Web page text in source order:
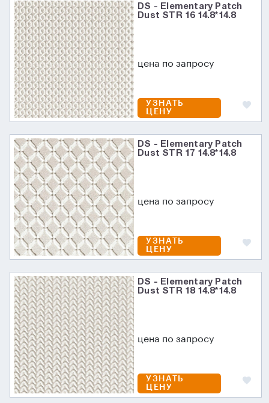
DS - Elementary Patch
Dust STR 16 14.8*14.8
цена по запросу
УЗНАТЬ
ЦЕНУ
DS - Elementary Patch
Dust STR 17 14.8*14.8
цена по запросу
УЗНАТЬ
ЦЕНУ
DS - Elementary Patch
Dust STR 18 14.8*14.8
цена по запросу
УЗНАТЬ
ЦЕНУ